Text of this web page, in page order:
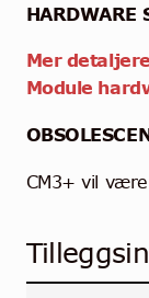
HARDWARE
Mer
Module
CM3+ vil